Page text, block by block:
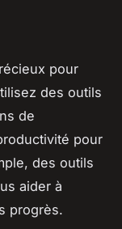
pour
des outils
de
pour
des outils
aider à
progrès.